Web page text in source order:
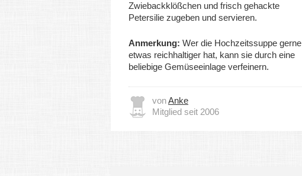
Zwiebackklößchen und frisch gehackte
Petersilie zugeben und servieren.
Anmerkung: Wer die Hochzeitssuppe gerne
etwas reichhaltiger hat, kann sie durch eine
beliebige Gemüseeinlage verfeinern.
vonAnke
Mitglied seit 2006